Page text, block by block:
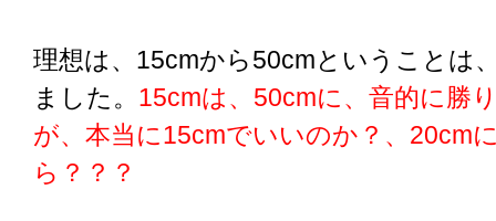
理想は、15cmから50cmということは
ました。 15cmは、50cmに、音的に勝
が、本当に15cmでいいのか？、20cm
ら？？？